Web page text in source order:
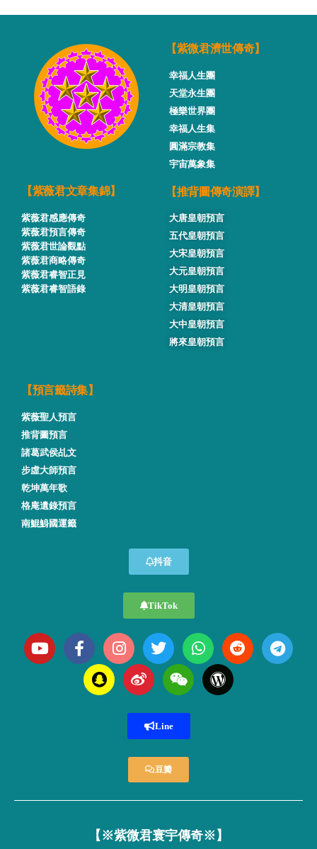
【紫微君濟世傳奇】
幸福人生團
天堂永生團
極樂世界團
幸福人生集
圓滿宗教集
宇宙萬象集
【紫薇君文章集錦】
紫薇君感應傳奇
紫薇君預言傳奇
紫薇君世論觀點
紫薇君商略傳奇
紫薇君睿智正見
紫薇君睿智語錄
【推背圖傳奇演譯】
大唐皇朝預言
五代皇朝預言
大宋皇朝預言
大元皇朝預言
大明皇朝預言
大清皇朝預言
大中皇朝預言
將來皇朝預言
【預言籤詩集】
紫薇聖人預言
推背圖預言
諸葛武侯乩文
步虛大師預言
乾坤萬年歌
格庵遺錄預言
南鯤鯓國運籤
抖音
TikTok
Line
豆瓣
【※紫微君寰宇傳奇※】